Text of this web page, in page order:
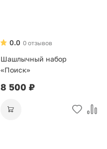
0 отзывов
0.0
Шашлычный набор
«Поиск»
8 500 ₽